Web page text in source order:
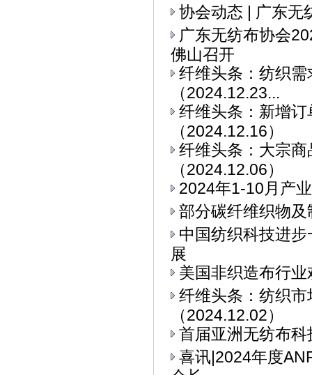
协会动态 | 广东无
广东无纺布协会
佛山召开
纤维头条：纺织
（2024.12.23...
纤维头条：新增
（2024.12.16）
纤维头条：大宗
（2024.12.06）
2024年1-10月产
部分碳纤维织物
中国纺织科技进
展
美国非织造布行
纤维头条：纺织
（2024.12.02）
首届亚洲无纺布
喜讯|2024年度